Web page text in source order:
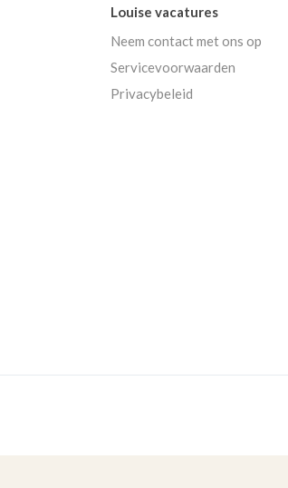
Louise vacatures
Neem contact met ons op
Servicevoorwaarden
Privacybeleid